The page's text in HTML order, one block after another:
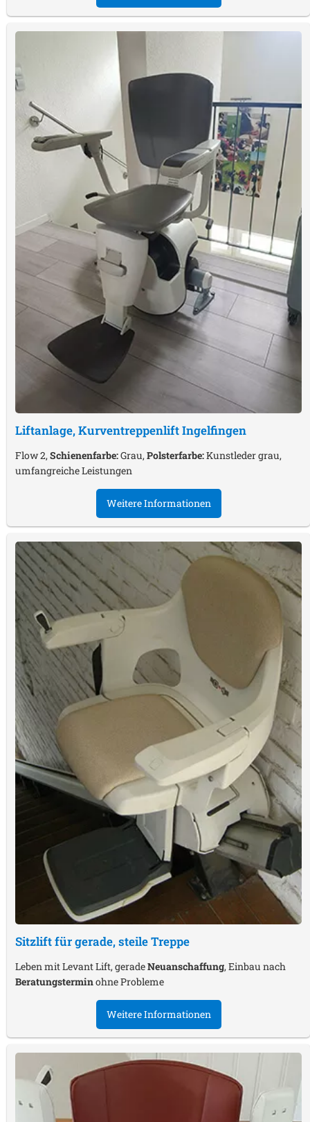
Liftanlage, KurventreppenliftIngelfingen
Flow 2,Schienenfarbe:Grau,Polsterfarbe:Kunstleder grau,
umfangreiche Leistungen
Weitere Informationen
Sitzlift für gerade, steile Treppe
Leben mit Levant Lift, geradeNeuanschaffung, Einbau nach
Beratungsterminohne Probleme
Weitere Informationen